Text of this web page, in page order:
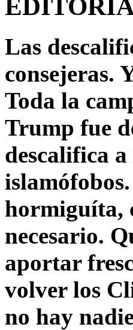
Las
consejeras.
Toda la
Trump fue
descalifica
hormiguíta,
necesario.
aportar
volver los
no hay